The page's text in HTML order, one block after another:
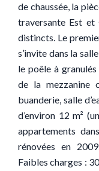
de chaussée, la
traversante Est et
distincts. Le
s’invite dans la
le poêle à
de la mezzanine
buanderie, salle
d’environ 12 m²
appartements
rénovées en
Faibles charges :